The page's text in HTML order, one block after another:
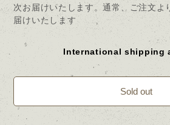
次お届けいたします。通常、ご注文よ
届けいたします
International shipping
Sold out